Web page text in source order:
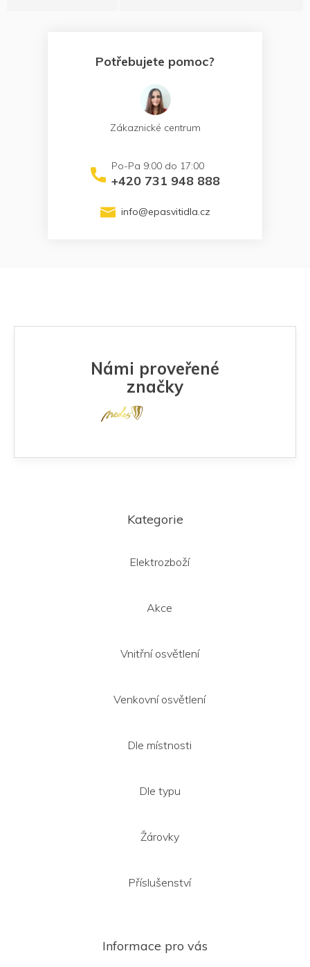
Potřebujete pomoc?
Zákaznické centrum
+420 731 948 888
info@epasvitidla.cz
Námi proveřené
značky
Kategorie
Elektrozboží
Akce
Vnitřní osvětlení
Venkovní osvětlení
Dle místnosti
Dle typu
Žárovky
Příslušenství
Informace pro vás